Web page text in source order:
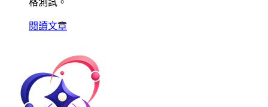
格測試。
閱讀文章